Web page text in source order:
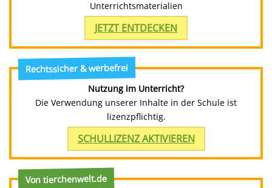
Unterrichtsmaterialien
JETZT ENTDECKEN
Rechtssicher & werbefrei
Nutzung im Unterricht?
Die Verwendung unserer Inhalte in der Schule ist
lizenzpflichtig.
SCHULLIZENZ AKTIVIEREN
Von tierchenwelt.de